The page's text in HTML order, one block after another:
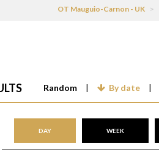
OT Mauguio-Carnon - UK >
Random By date
DAY WEEK